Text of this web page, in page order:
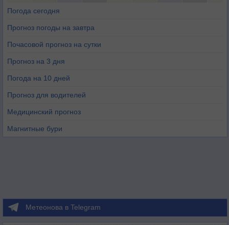
Погода сегодня
Прогноз погоды на завтра
Почасовой прогноз на сутки
Прогноз на 3 дня
Погода на 10 дней
Прогноз для водителей
Медицинский прогноз
Магнитные бури
Метеонова в Telegram